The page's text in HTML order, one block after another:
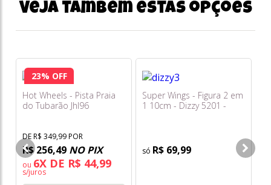
Veja também estas opções
23% OFF
Hot Wheels - Pista Praia
do Tubarão Jhl96
DE R$ 349,99 POR
R$ 256,49 NO PIX
ou 6X DE R$ 44,99
s/juros
Super Wings - Figura 2 em
1 10cm - Dizzy 5201 -
R$ 69,99